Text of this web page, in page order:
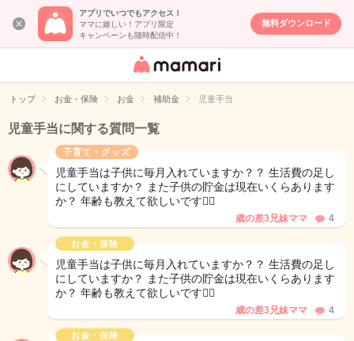
アプリでいつでもアクセス！
ママに嬉しい！アプリ限定
キャンペーンも随時配信中！
無料ダウンロード
女性専用匿名QA
イト
トップ お金・保険 お金 補助金 児童手当
児童手当に関する質問一覧
子育て・グッズ
児童手当は子供に毎月入れていますか？？ 生活費の足し
にしていますか？ また子供の貯金は現在いくらあります
か？ 年齢も教えて欲しいです🙇‍♀️
歳の差3兄妹ママ 4
お金・保険
児童手当は子供に毎月入れていますか？？ 生活費の足し
にしていますか？ また子供の貯金は現在いくらあります
か？ 年齢も教えて欲しいです🙇‍♀️
歳の差3兄妹ママ 4
お金・保険